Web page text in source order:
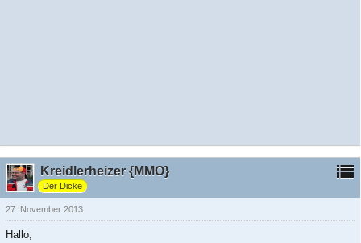
Kreidlerheizer {MMO}
Der Dicke
27. November 2013
Hallo,